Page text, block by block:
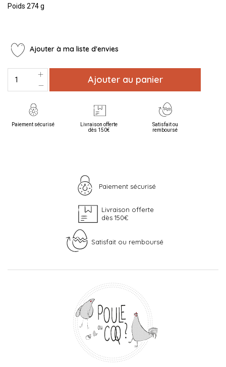
Poids 274 g
Ajouter à ma liste d'envies
Ajouter au panier
Paiement sécurisé
Livraison offerte
dès 150€
Satisfait ou
remboursé
Paiement sécurisé
Livraison offerte
dès 150€
Satisfait ou remboursé